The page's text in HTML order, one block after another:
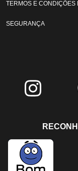
TERMOS E CONDIÇÕES
SEGURANÇA